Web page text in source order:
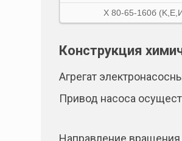
X 80-65-160б
Конструкция
Агрегат
Привод насоса
Направление вращения